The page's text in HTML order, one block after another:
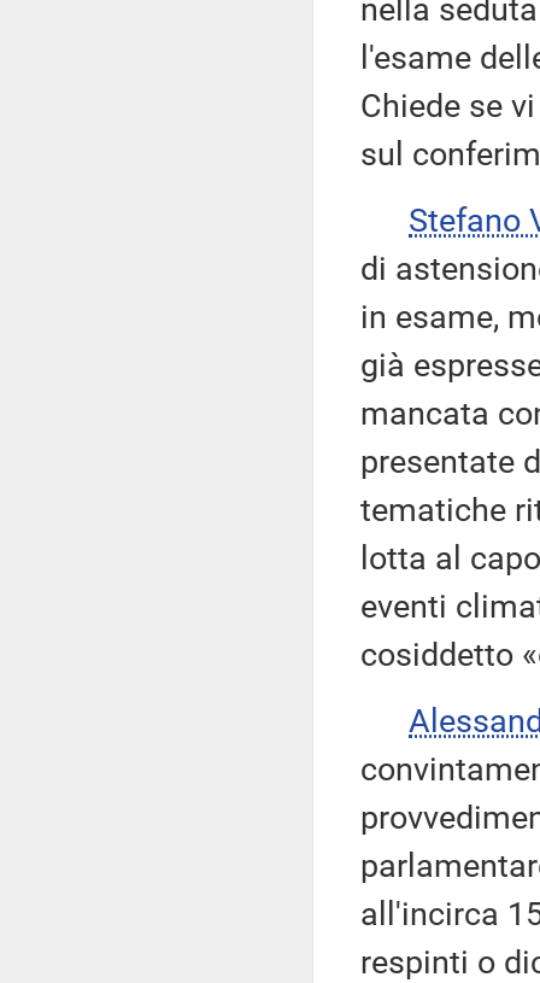
nella
l'esame
Chiede se
sul
Stefano
di
in esame,
già
mancata
presentate
tematiche
lotta al
eventi
cosiddetto
all'incirca
respinti o